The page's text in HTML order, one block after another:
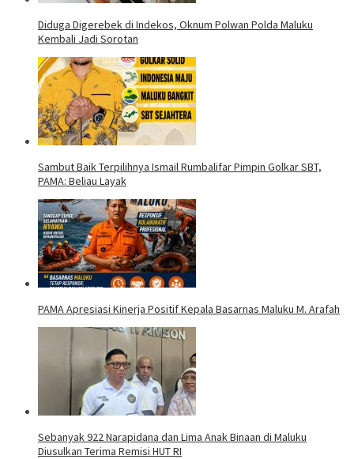
Diduga Digerebek di Indekos, Oknum Polwan Polda Maluku
Kembali Jadi Sorotan
Sambut Baik Terpilihnya Ismail Rumbalifar Pimpin Golkar SBT,
PAMA: Beliau Layak
PAMA Apresiasi Kinerja Positif Kepala Basarnas Maluku M. Arafah
Sebanyak 922 Narapidana dan Lima Anak Binaan di Maluku
Diusulkan Terima Remisi HUT RI